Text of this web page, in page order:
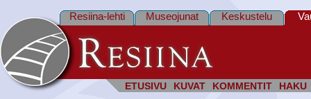
ETUSIVU KUVAT KOMMENTIT HAKU
Resiina-lehti Museojunat Keskustelu